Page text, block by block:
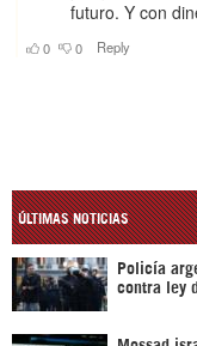
ÚLTIMAS NOTICIAS
Policía
contra ley
Mossad